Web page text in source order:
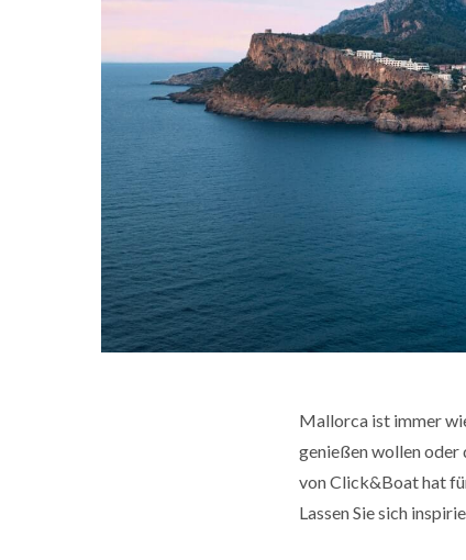
Mallorca ist immer
genießen wollen oder
von Click&Boat hat
Lassen Sie sich